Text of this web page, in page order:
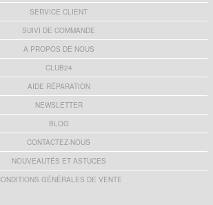
SERVICE CLIENT
SUIVI DE COMMANDE
A PROPOS DE NOUS
CLUB24
AIDE RÉPARATION
NEWSLETTER
BLOG
CONTACTEZ-NOUS
NOUVEAUTÉS ET ASTUCES
GÉNÉRALES DE VENTE